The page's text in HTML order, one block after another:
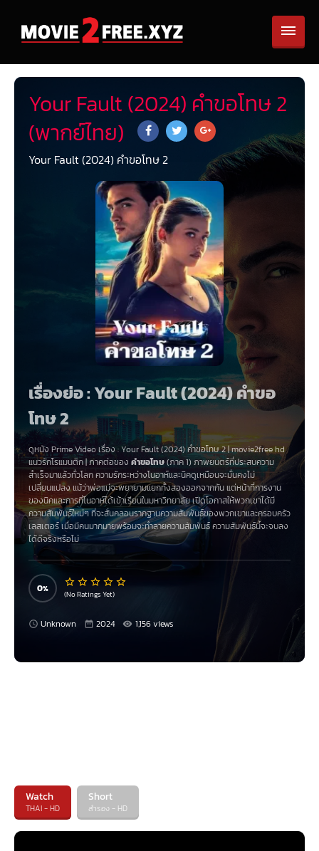
Your Fault (2024) คำขอโทษ 2
(พากย์ไทย)
Your Fault (2024) คำขอโทษ 2
เรื่องย่อ : Your Fault (2024) คำขอ
โทษ 2
ดูหนัง Prime Video เรื่อง :Your Fault (2024) คำขอโทษ 2|movie2free hd
แนวรักโรแมนติก | ภาคต่อของ คำขอโทษ(ภาค 1) ภาพยนตร์ที่ประสบความ
สำเร็จมาแล้วทั่วโลก ความรักระหว่างโนอาห์และนิคดูเหมือนจะมั่นคงไม่
เปลี่ยนแปลง แม้ว่าพ่อแม่จะพยายามแยกทั้งสองออกจากกัน แต่หน้าที่การงาน
ของนิคและการที่โนอาห์ได้เข้าเรียนในมหาวิทยาลัย เปิดโอกาสให้พวกเขาได้มี
ความสัมพันธ์ใหม่ๆ ที่จะสั่นคลอนรากฐานความสัมพันธ์ของพวกเขาและครอบครัว
เลสเตอร์ เมื่อมีคนมากมายพร้อมจะทำลายความสัมพันธ์ ความสัมพันธ์นี้จะจบลง
ได้ดีจริงหรือไม่
0 (No Ratings Yet)
Unknown 2024 1,156 views
Watch
THAI - HD
Short
สำรอง - HD